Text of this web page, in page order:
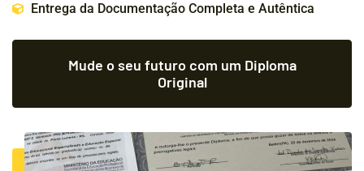
Entrega da Documentação Completa e Autêntica
Mude o seu futuro com um Diploma
Original